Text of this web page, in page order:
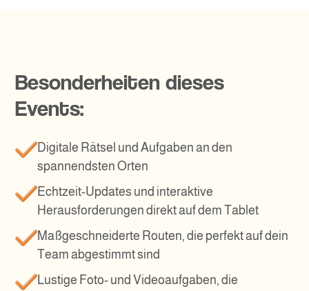
Besonderheiten dieses
Events:
Digitale Rätsel und Aufgaben an den
spannendsten Orten
Echtzeit-Updates und interaktive
Herausforderungen direkt auf dem Tablet
Maßgeschneiderte Routen, die perfekt auf dein
Team abgestimmt sind
Lustige Foto- und Videoaufgaben, die